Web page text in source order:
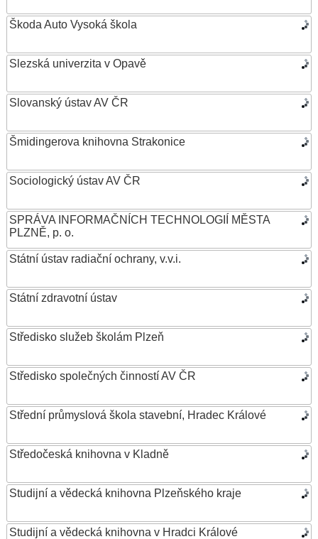
Škoda Auto Vysoká škola
Slezská univerzita v Opavě
Slovanský ústav AV ČR
Šmidingerova knihovna Strakonice
Sociologický ústav AV ČR
SPRÁVA INFORMAČNÍCH TECHNOLOGIÍ MĚSTA
PLZNĚ, p. o.
Státní ústav radiační ochrany, v.v.i.
Státní zdravotní ústav
Středisko služeb školám Plzeň
Středisko společných činností AV ČR
Střední průmyslová škola stavební, Hradec Králové
Středočeská knihovna v Kladně
Studijní a vědecká knihovna Plzeňského kraje
Studijní a vědecká knihovna v Hradci Králové